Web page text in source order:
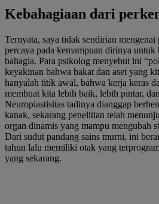
Kebahagiaan dari
Ternyata, saya tidak sendirian
percaya pada kemampuan dirinya untuk
bahagia. Para psikolog menyebut ini
keyakinan bahwa bakat dan aset yang
hanyalah titik awal, bahwa kerja keras
membuat kita lebih baik, lebih pintar,
Neuroplastisitas tadinya dianggap
kanak, sekarang penelitian telah
organ dinamis yang mampu mengubah
Dari sudut pandang sains murni, ini
tahun lalu memiliki otak yang
yang sekarang.